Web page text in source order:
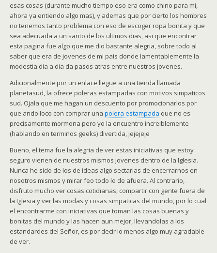
esas cosas (durante mucho tiempo eso era como chino para mi,
ahora ya entiendo algo mas), y ademas que por cierto los hombres
no tenemos tanto problema con eso de escoger ropa bonita y que
sea adecuada a un santo de los ultimos dias, asi que encontrar
esta pagina fue algo que me dio bastante alegria, sobre todo al
saber que era de jovenes de mi pais donde lamentablemente la
modestia dia a dia da pasos atras entre nuestros jovenes.
Adicionalmente por un enlace llegue a una tienda llamada
planetasud, la ofrece poleras estampadas con motivos simpaticos
sud. Ojala que me hagan un descuento por promocionarlos por
que ando loco con comprar una polera estampada que no es
precisamente mormona pero yo la encuentro increiblemente
(hablando en terminos geeks) divertida, jejejeje
Bueno, el tema fue la alegria de ver estas iniciativas que estoy
seguro vienen de nuestros mismos jovenes dentro de la Iglesia.
Nunca he sido de los de ideas algo sectarias de encerrarnos en
nosotros mismos y mirar feo todo lo de afuera. Al contrario,
disfruto mucho ver cosas cotidianas, compartir con gente fuera de
la Iglesia y ver las modas y cosas simpaticas del mundo, por lo cual
el encontrarme con iniciativas que toman las cosas buenas y
bonitas del mundo y las hacen aun mejor, llevandolas a los
estandardes del Señor, es por decir lo menos algo muy agradable
de ver.